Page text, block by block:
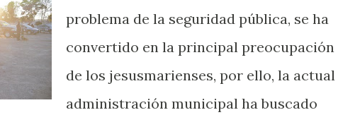
problema de la seguridad pública, se ha
convertido en la principal preocupación
de los jesusmarienses, por ello, la actual
administración municipal ha buscado